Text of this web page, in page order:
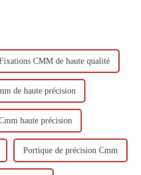
CMM de haute qualité
de haute précision
haute précision
Portique de précision Cmm